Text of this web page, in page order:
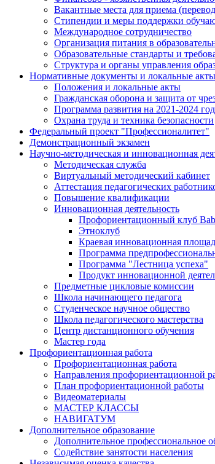
Вакантные места для приема
Стипендии и меры поддержки
Международное сотрудничество
Организация питания в
Образовательные стандарты и
Структура и органы управления
Нормативные документы и локальные акты
Положения и локальные акты
Гражданская оборона и защита от
Программа развития на 2021-2024
Охрана труда и техника безопасности
Федеральный проект "Профессионалитет"
Демонстрационный экзамен
Научно-методическая и инновационная
Методическая служба
Виртуальный методический кабинет
Аттестация педагогических
Повышение квалификации
Инновационная деятельность
Профориентационный клуб
Этноклуб
Краевая инновационная
Программа
Программа "Лестница успеха"
Продукт инновационной
Предметные цикловые комиссии
Школа начинающего педагога
Студенческое научное общество
Школа педагогического мастерства
Центр дистанционного обучения
Мастер года
Профориентационная работа
Профориентационная работа
Направления профориентационной
План профориентационной работы
Видеоматериалы
МАСТЕР КЛАССЫ
НАВИГАТУМ
Дополнительное образование
Дополнительное профессиональное
Содействие занятости населения